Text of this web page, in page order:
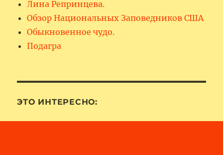
Лина Репринцева.
Обзор Национальных Заповедников США
Обыкновенное чудо.
Подагра
ЭТО ИНТЕРЕСНО: